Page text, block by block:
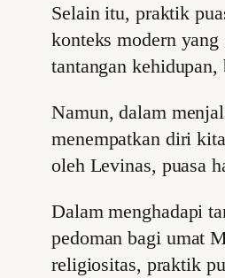
Selain itu, praktik
konteks modern
tantangan
Namun, dalam
menempatkan diri
oleh Levinas, puasa
Dalam menghadapi
pedoman bagi umat
religiositas, praktik